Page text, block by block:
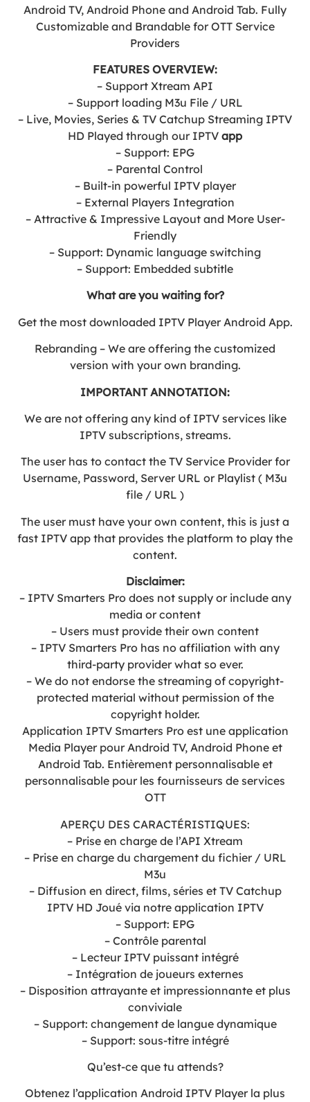
Android TV, Android Phone and Android Tab. Fully
Customizable and Brandable for OTT Service
Providers
FEATURES OVERVIEW:
– Support Xtream API
– Support loading M3u File / URL
– Live, Movies, Series & TV Catchup Streaming IPTV
HD Played through our IPTV app
– Support: EPG
– Parental Control
– Built-in powerful IPTV player
– External Players Integration
– Attractive & Impressive Layout and More User-
Friendly
– Support: Dynamic language switching
– Support: Embedded subtitle
What are you waiting for?
Get the most downloaded IPTV Player Android App.
Rebranding – We are offering the customized
version with your own branding.
IMPORTANT ANNOTATION:
We are not offering any kind of IPTV services like
IPTV subscriptions, streams.
The user has to contact the TV Service Provider for
Username, Password, Server URL or Playlist ( M3u
file / URL )
The user must have your own content, this is just a
fast IPTV app that provides the platform to play the
content.
Disclaimer:
– IPTV Smarters Pro does not supply or include any
media or content
– Users must provide their own content
– IPTV Smarters Pro has no affiliation with any
third-party provider what so ever.
– We do not endorse the streaming of copyright-
protected material without permission of the
copyright holder.
Application IPTV Smarters Pro est une application
Media Player pour Android TV, Android Phone et
Android Tab. Entièrement personnalisable et
personnalisable pour les fournisseurs de services
OTT
APERÇU DES CARACTÉRISTIQUES:
– Prise en charge de l’API Xtream
– Prise en charge du chargement du fichier / URL
M3u
– Diffusion en direct, films, séries et TV Catchup
IPTV HD Joué via notre application IPTV
– Support: EPG
– Contrôle parental
– Lecteur IPTV puissant intégré
– Intégration de joueurs externes
– Disposition attrayante et impressionnante et plus
conviviale
– Support: changement de langue dynamique
– Support: sous-titre intégré
Qu’est-ce que tu attends?
Obtenez l’application Android IPTV Player la plus